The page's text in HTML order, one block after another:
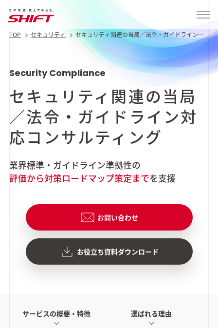
TOP セキュリティ
セキュリティ関連の当局／法令・ガイドライン対
応コンサルティング
Security Compliance
セキュリティ関連の当局
／法令・ガイドライン対
応コンサルティング
お問い合わせ
お役立ち資料ダウンロード
業界標準・ガイドライン準拠性の
評価から対策ロードマップ策定までを支援
サービスの概要・特徴 選ばれる理由